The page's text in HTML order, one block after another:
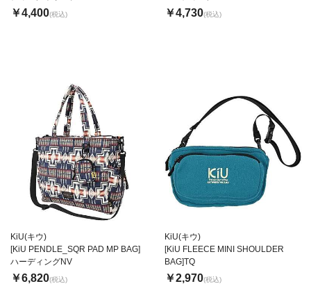
￥4,400(税込) ￥4,730(税込)
KiU(キウ)
[KiU PENDLE_SQR PAD MP BAG]
ハーディングNV
￥6,820(税込)
KiU(キウ)
[KiU FLEECE MINI SHOULDER
BAG]TQ
￥2,970(税込)